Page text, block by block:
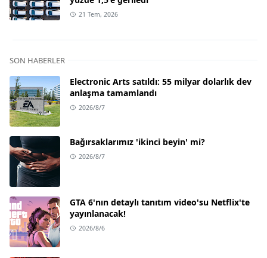
21 Tem, 2026
SON HABERLER
Electronic Arts satıldı: 55 milyar dolarlık dev
anlaşma tamamlandı
2026/8/7
Bağırsaklarımız 'ikinci beyin' mi?
2026/8/7
GTA 6'nın detaylı tanıtım video'su Netflix'te
yayınlanacak!
2026/8/6